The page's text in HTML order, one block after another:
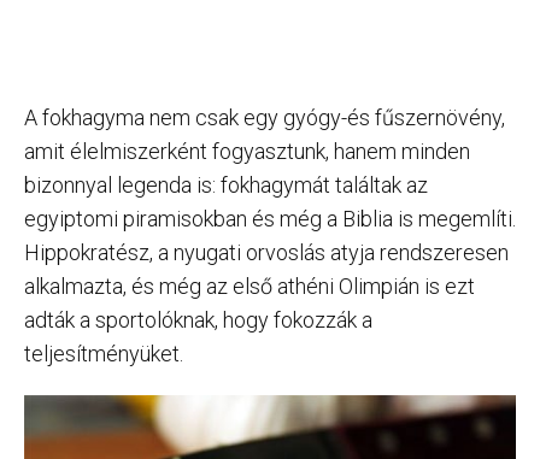
A fokhagyma nem csak egy gyógy-és fűszernövény,
amit élelmiszerként fogyasztunk, hanem minden
bizonnyal legenda is: fokhagymát találtak az
egyiptomi piramisokban és még a Biblia is megemlíti.
Hippokratész, a nyugati orvoslás atyja rendszeresen
alkalmazta, és még az első athéni Olimpián is ezt
adták a sportolóknak, hogy fokozzák a
teljesítményüket.